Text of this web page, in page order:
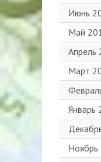
Июнь
Май
Апрель
Март
Январь
Ноябрь